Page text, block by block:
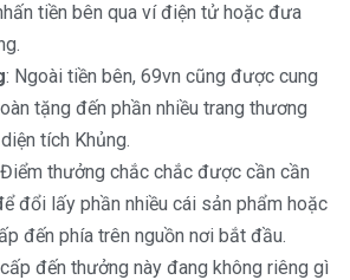
tiền bên qua ví điện tử hoặc đưa
: Ngoài tiền bên, 69vn cũng được cung
tặng đến phần nhiều trang thương
tích Khủng.
thưởng chắc chắc được cần cần
đổi lấy phần nhiều cái sản phẩm hoặc
đến phía trên nguồn nơi bắt đầu.
đến thưởng này đang không riêng gì